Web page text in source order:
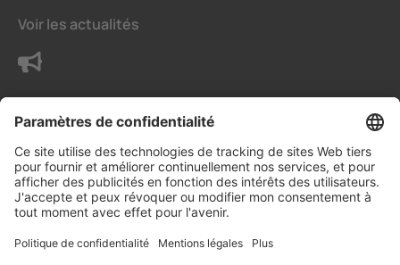
Voir les actualités
Contactez-nous
Conditions
Paramètres de confidentialité